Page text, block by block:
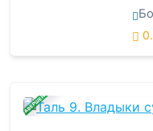
ЗАВЕРШЕНА